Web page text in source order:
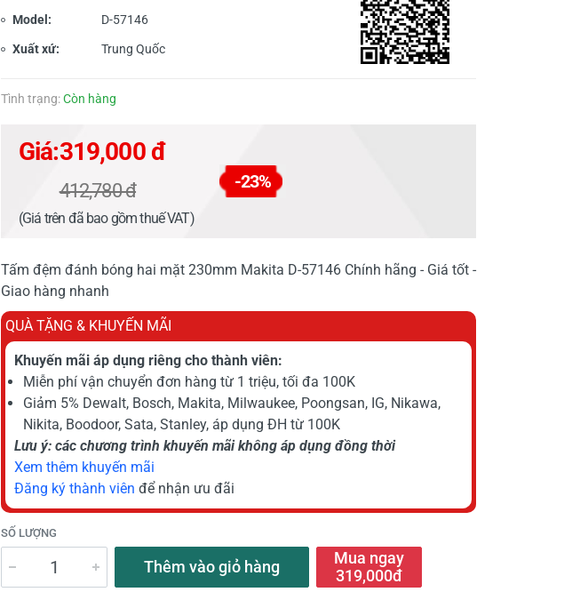
Model: D-57146
Xuất xứ: Trung Quốc
Tình trạng:Còn hàng
Giá:319,000 đ
412,780 đ -23%
(Giá trên đã bao gồm thuế VAT)
Tấm đệm đánh bóng hai mặt 230mm Makita D-57146 Chính hãng - Giá tốt -
Giao hàng nhanh
QUÀ TẶNG & KHUYẾN MÃI
Khuyến mãi áp dụng riêng cho thành viên:
Miễn phí vận chuyển đơn hàng từ 1 triệu, tối đa 100K
Giảm 5% Dewalt, Bosch, Makita, Milwaukee, Poongsan, IG, Nikawa,
Nikita, Boodoor, Sata, Stanley, áp dụng ĐH từ 100K
Lưu ý: các chương trình khuyến mãi không áp dụng đồng thời
Xem thêm khuyến mãi
Đăng ký thành viên để nhận ưu đãi
SỐ LƯỢNG
Thêm vào giỏ hàng
Mua ngay
319,000đ